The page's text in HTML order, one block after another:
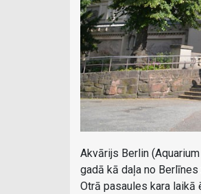
Akvārijs Berlin
gadā kā daļa no
Otrā pasaules kara laikā